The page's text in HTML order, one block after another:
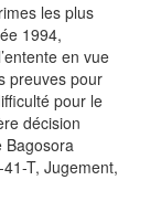
les plus
1994,
en vue
preuves pour
pour le
décision
Bagosora
T, Jugement,